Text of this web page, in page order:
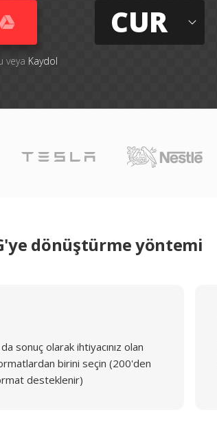
veya Kaydol
CUR
dönüştürme yöntemi
sonuç olarak ihtiyacınız olan
birini seçin (200'den
desteklenir)